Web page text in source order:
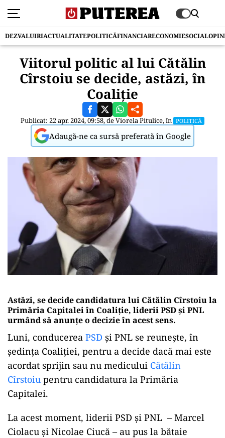
DEZVALUIRIACTUALITATEPOLITICĂFINANCIARECONOMIESOCIAL
Viitorul politic al lui Cătălin
Cîrstoiu se decide, astăzi, în
Coaliție
Publicat: 22 apr. 2024, 09:58, deViorela Pitulice, în POLITICĂ
Adaugă-ne ca sursă preferată în Google
Astăzi, se decide candidatura lui Cătălin Cîrstoiu la
Primăria Capitalei în Coaliție, liderii PSD și PNL
urmând să anunțe o decizie în acest sens.
Luni, conducerea PSD și PNL se reunește, în
ședința Coaliției, pentru a decide dacă mai este
acordat sprijin sau nu medicului Cătălin
Cîrstoiu pentru candidatura la Primăria
Capitalei.
La acest moment, liderii PSD și PNL – Marcel
Ciolacu și Nicolae Ciucă – au pus la bătaie